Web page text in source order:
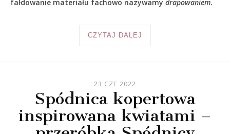
fałdowanie materiału fachowo nazywamy drapowaniem.
CZYTAJ DALEJ
23 CZE 2022
Spódnica kopertowa
inspirowana kwiatami –